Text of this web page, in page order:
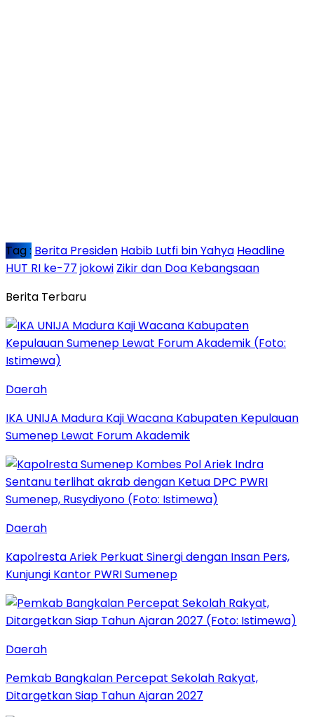
Tag : Berita Presiden Habib Lutfi bin Yahya Headline
HUT RI ke-77 jokowi Zikir dan Doa Kebangsaan
Berita Terbaru
Daerah
IKA UNIJA Madura Kaji Wacana Kabupaten Kepulauan
Sumenep Lewat Forum Akademik
Daerah
Kapolresta Ariek Perkuat Sinergi dengan Insan Pers,
Kunjungi Kantor PWRI Sumenep
Daerah
Pemkab Bangkalan Percepat Sekolah Rakyat,
Ditargetkan Siap Tahun Ajaran 2027